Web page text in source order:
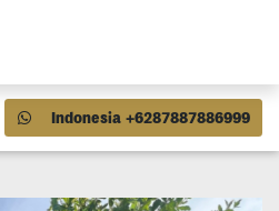
Indonesia +6287887886999